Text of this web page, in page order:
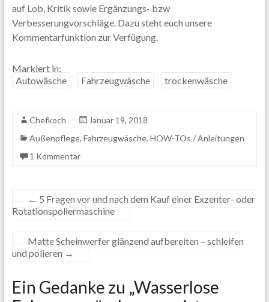
auf Lob, Kritik sowie Ergänzungs- bzw
Verbesserungvorschläge. Dazu steht euch unsere
Kommentarfunktion zur Verfügung.
Markiert in:
Autowäsche
Fahrzeugwäsche trockenwäsche
Chefkoch
Januar 19, 2018
Außenpflege, Fahrzeugwäsche, HOW-TOs / Anleitungen
1 Kommentar
← 5 Fragen vor und nach dem Kauf einer Exzenter- oder
Rotationspoliermaschine
Matte Scheinwerfer glänzend aufbereiten – schleifen
und polieren →
Ein Gedanke zu „Wasserlose